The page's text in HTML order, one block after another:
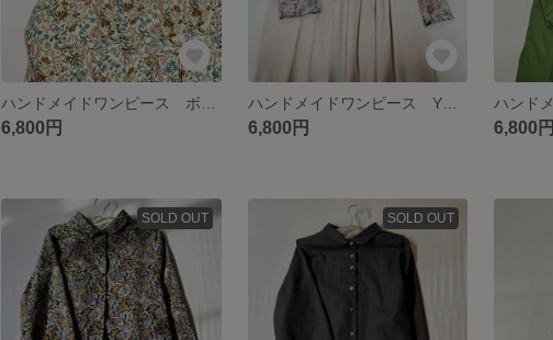
6,800円
ハンドメイドワンピース YUWA ボタニカルフラワー コーディロイ ベビーピンク シームポケット
6,800円 6,800円
SOLD OUT SOLD OUT